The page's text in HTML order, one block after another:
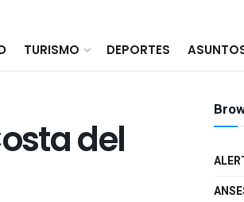
TURISMO DEPORTES
del